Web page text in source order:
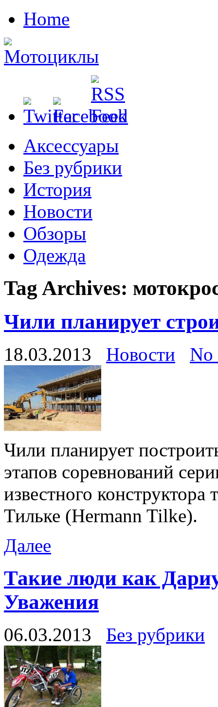
Home
Аксессуары
Без рубрики
История
Новости
Обзоры
Одежда
Tag Archives:
Чили планирует
18.03.2013 Новости No
Чили планирует
этапов соревнований
известного
Тильке (Hermann Tilke).
Далее
Такие люди как
Уважения
06.03.2013 Без рубрики